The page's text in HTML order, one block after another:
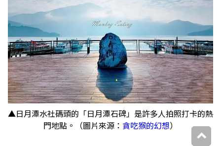
▲日月潭水社碼頭的「日月潭石碑」是許多人拍照打卡的熱
門地點。（圖片來源： 貪吃猴的幻想）